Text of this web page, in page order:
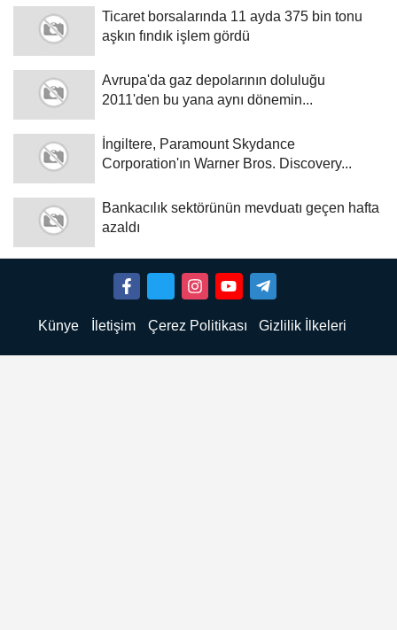
Ticaret borsalarında 11 ayda 375 bin tonu
aşkın fındık işlem gördü
Avrupa'da gaz depolarının doluluğu
2011'den bu yana aynı dönemin...
İngiltere, Paramount Skydance
Corporation'ın Warner Bros. Discovery...
Bankacılık sektörünün mevduatı geçen hafta
azaldı
Künye İletişim Çerez Politikası Gizlilik İlkeleri